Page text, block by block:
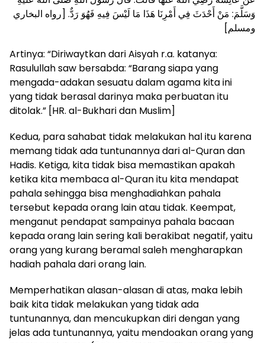
وَسَلَّمَ: مَنْ أَحْدَثَ فِي أَمْرِنَا هَذَا مَا لَيْسَ فِيهِ فَهُوَ رَدٌّ. [رواه البخاري
ومسلم]
Artinya: “Diriwaytkan dari Aisyah r.a. katanya:
Rasulullah saw bersabda: “Barang siapa yang
mengada-adakan sesuatu dalam agama kita ini
yang tidak berasal darinya maka perbuatan itu
ditolak.” [HR. al-Bukhari dan Muslim]
Kedua, para sahabat tidak melakukan hal itu karena
memang tidak ada tuntunannya dari al-Quran dan
Hadis. Ketiga, kita tidak bisa memastikan apakah
ketika kita membaca al-Quran itu kita mendapat
pahala sehingga bisa menghadiahkan pahala
tersebut kepada orang lain atau tidak. Keempat,
menganut pendapat sampainya pahala bacaan
kepada orang lain sering kali berakibat negatif, yaitu
orang yang kurang beramal saleh mengharapkan
hadiah pahala dari orang lain.
Memperhatikan alasan-alasan di atas, maka lebih
baik kita tidak melakukan yang tidak ada
tuntunannya, dan mencukupkan diri dengan yang
jelas ada tuntunannya, yaitu mendoakan orang yang